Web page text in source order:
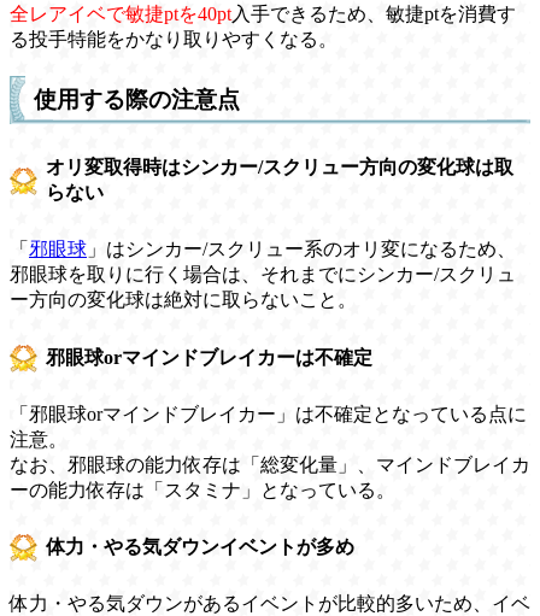
全レアイベで敏捷ptを40pt入手できるため、敏捷ptを消費す
る投手特能をかなり取りやすくなる。
使用する際の注意点
オリ変取得時はシンカー/スクリュー方向の変化球は取
らない
「 邪眼球 」はシンカー/スクリュー系のオリ変になるため、
邪眼球を取りに行く場合は、それまでにシンカー/スクリュ
ー方向の変化球は絶対に取らないこと。
邪眼球orマインドブレイカーは不確定
「邪眼球orマインドブレイカー」は不確定となっている点に
注意。
なお、邪眼球の能力依存は「総変化量」、マインドブレイカ
ーの能力依存は「スタミナ」となっている。
体力・やる気ダウンイベントが多め
体力・やる気ダウンがあるイベントが比較的多いため、イベ